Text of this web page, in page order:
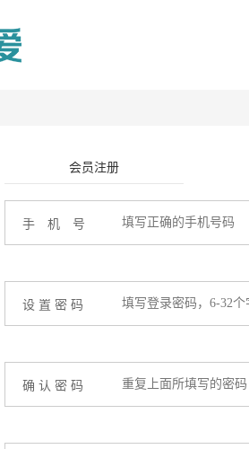
会员注册
手 机 号
设 置 密 码
确 认 密 码